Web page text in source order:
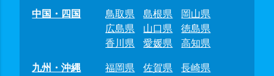
中国・四国
鳥取県 島根県
岡山県
広島県
山口県
徳島県
香川県
愛媛県
高知県
九州・沖縄
福岡県 佐賀県
長崎県